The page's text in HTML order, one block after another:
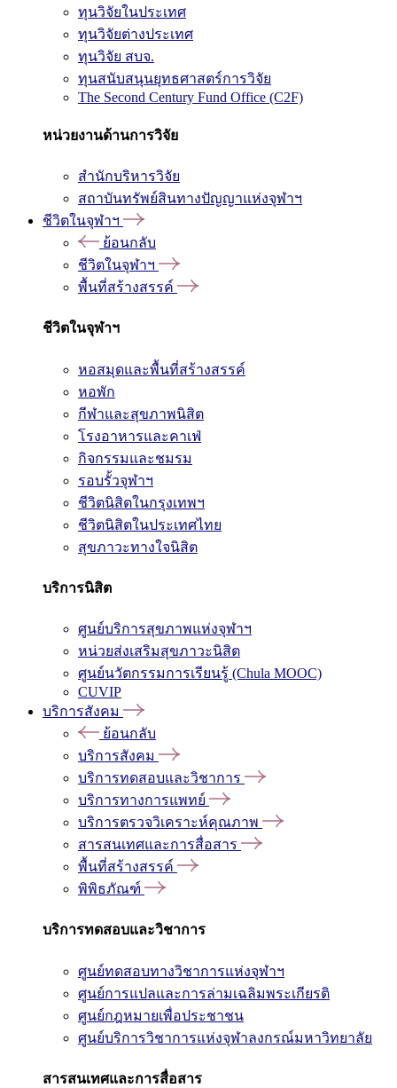
ทุนวิจัยในประเทศ
ทุนวิจัยต่างประเทศ
ทุนวิจัย สบจ.
ทุนสนับสนุนยุทธศาสตร์การวิจัย
The Second Century Fund Office (C2F)
หน่วยงานด้านการวิจัย
สำนักบริหารวิจัย
สถาบันทรัพย์สินทางปัญญาแห่งจุฬาฯ
ชีวิตในจุฬาฯ
ย้อนกลับ
ชีวิตในจุฬาฯ
พื้นที่สร้างสรรค์
ชีวิตในจุฬาฯ
หอสมุดและพื้นที่สร้างสรรค์
หอพัก
กีฬาและสุขภาพนิสิต
โรงอาหารและคาเฟ่
กิจกรรมและชมรม
รอบรั้วจุฬาฯ
ชีวิตนิสิตในกรุงเทพฯ
ชีวิตนิสิตในประเทศไทย
สุขภาวะทางใจนิสิต
บริการนิสิต
ศูนย์บริการสุขภาพแห่งจุฬาฯ
หน่วยส่งเสริมสุขภาวะนิสิต
ศูนย์นวัตกรรมการเรียนรู้ (Chula MOOC)
CUVIP
บริการสังคม
ย้อนกลับ
บริการสังคม
บริการทดสอบและวิชาการ
บริการทางการแพทย์
บริการตรวจวิเคราะห์คุณภาพ
สารสนเทศและการสื่อสาร
พื้นที่สร้างสรรค์
พิพิธภัณฑ์
บริการทดสอบและวิชาการ
ศูนย์ทดสอบทางวิชาการแห่งจุฬาฯ
ศูนย์การแปลและการล่ามเฉลิมพระเกียรติ
ศูนย์กฎหมายเพื่อประชาชน
ศูนย์บริการวิชาการแห่งจุฬาลงกรณ์มหาวิทยาลัย
สารสนเทศและการสื่อสาร